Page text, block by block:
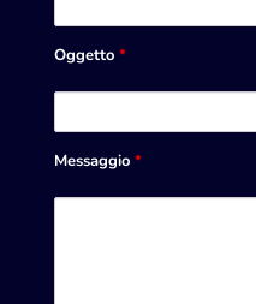
Oggetto *
Messaggio *